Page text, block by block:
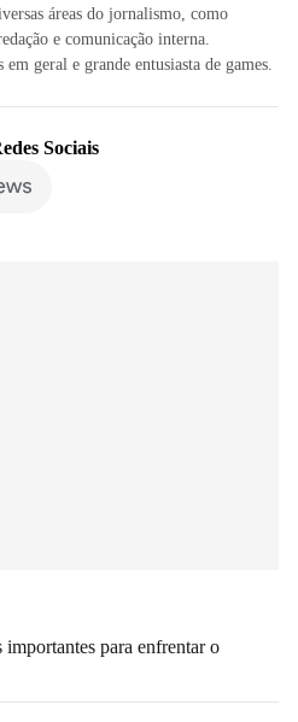
áreas do jornalismo, como
e comunicação interna.
geral e grande entusiasta de games.
Sociais
para enfrentar o